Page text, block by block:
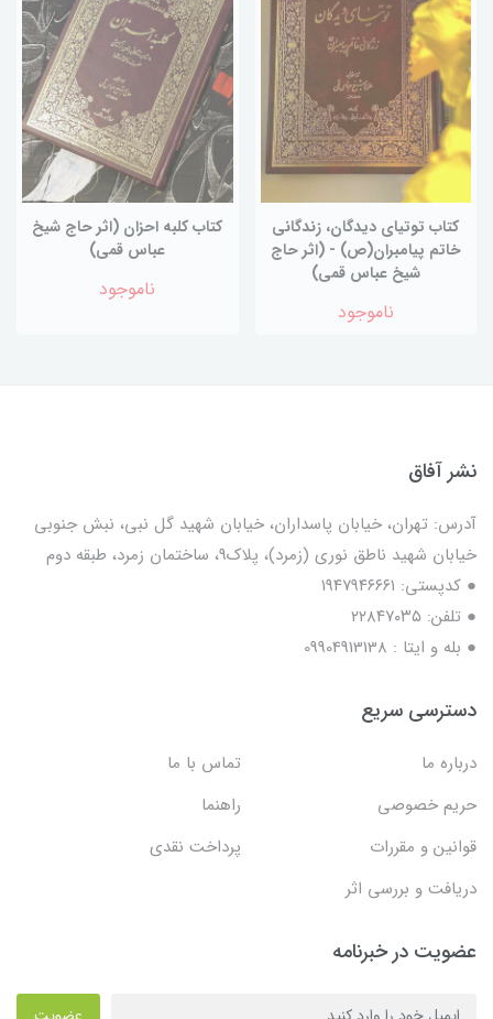
کتاب توتیای دیدگان، زندگانی
خاتم پیامبران(ص) - (اثر حاج
شیخ عباس قمی)
ناموجود
کتاب کلبه احزان (اثر حاج شیخ
عباس قمی)
ناموجود
نشر آفاق
آدرس: تهران، خیابان پاسداران، خیابان شهید گل نبی، نبش جنوبی
خیابان شهید ناطق نوری (زمرد)، پلاک9، ساختمان زمرد، طبقه دوم
● کدپستی: ۱۹۴۷۹۴۶۶۶۱
● تلفن: ٢٢٨۴٧۰۳۵
● بله و ایتا : 09904913138
دسترسی سریع
درباره ما
تماس با ما
حریم خصوصی
راهنما
قوانین و مقررات
پرداخت نقدی
دریافت و بررسی اثر
عضویت در خبرنامه